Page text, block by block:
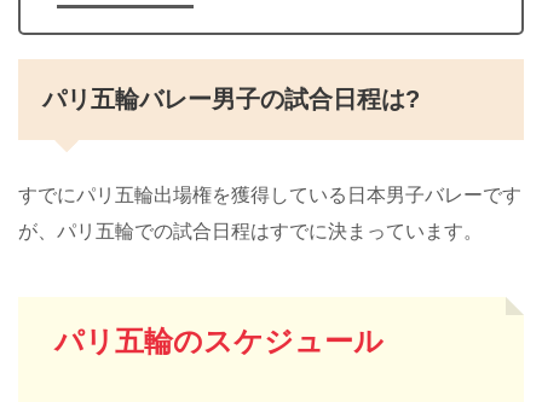
パリ五輪バレー男子の試合日程は?
すでにパリ五輪出場権を獲得している日本男子バレーです
が、パリ五輪での試合日程はすでに決まっています。
パリ五輪のスケジュール